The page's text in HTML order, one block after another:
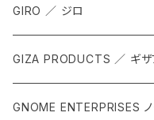
GIRO ／ ジロ
GIZA PRODUCTS ／ ギザ
GNOME ENTERPRISES ノ